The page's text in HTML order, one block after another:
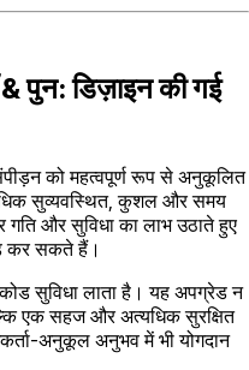
पुन: डिज़ाइन की गई
को महत्वपूर्ण रूप से अनुकूलित
सुव्यवस्थित, कुशल और समय
गति और सुविधा का लाभ उठाते हुए
कर सकते हैं।
सुविधा लाता है। यह अपग्रेड न
एक सहज और अत्यधिक सुरक्षित
अनुकूल अनुभव में भी योगदान